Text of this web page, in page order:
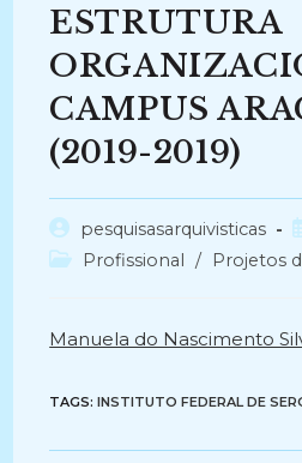
ESTRUTURA
CAMPUS
(2019-2019)
Autor
do
pesquisasarquivisticas
Categoria
Profissional / Projetos
Manuela do Nascimento
TAGS:INSTITUTO FEDERAL DE